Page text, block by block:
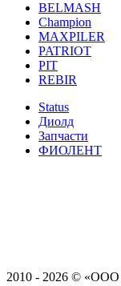
BELMASH
Champion
MAXPILER
PATRIOT
PIT
REBIR
Status
Диолд
Запчасти
ФИОЛЕНТ
2010 - 2026 © «ООО